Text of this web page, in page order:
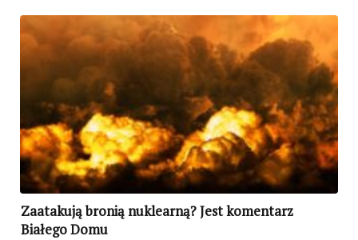
Zaatakują bronią nuklearną? Jest komentarz
Białego Domu